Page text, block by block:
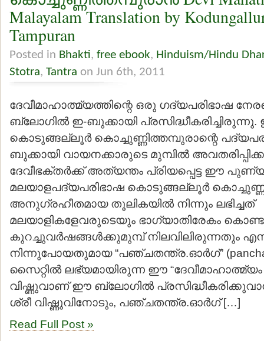
Malayalam Translation by
Tampuran
Posted in Bhakti, free ebook, Hinduism/Hindu
Stotra, Tantra on Jun 6th, 2011
ദേവീമാഹാത്മ്യത്തിന്റെ ഒരു ഗദ്യപരിഭാഷ
ബ്ലോഗില്‍ ഇ-ബുക്കായി പ്രസിദ്ധീകരിച്ചിരുന്നു.
കൊടുങ്ങല്ലൂര്‍ കൊച്ചുണ്ണിത്തമ്പുരാന്റെ
ബുക്കായി വായനക്കാരുടെ മുമ്പില്‍
ദേവീഭക്തര്‍ക്ക് അത്യന്തം പ്രിയപ്പെട്ട ഈ
മലയാളപദ്യപരിഭാഷ കൊടുങ്ങല്ലൂര്‍
അനുഗ്രഹീതമായ തൂലികയില്‍ നിന്നും ലഭിച്ചത്
മലയാളികളേവരുടെയും ഭാഗ്യാതിരേകം
കുറച്ചുവര്‍ഷങ്ങള്‍ക്കുമുമ്പ് നിലവിലിരുന്നതും
നിന്നുപോയതുമായ “പഞ്ചതന്ത്ര.ഓര്‍ഗ്”
സൈറ്റില്‍ ലഭ്യമായിരുന്ന ഈ
വിഷ്ണുവാണ് ഈ ബ്ലോഗില്‍
ശ്രീ വിഷ്ണുവിനോടും, പഞ്ചതന്ത്ര.ഓര്‍ഗ് […]
Read Full Post »